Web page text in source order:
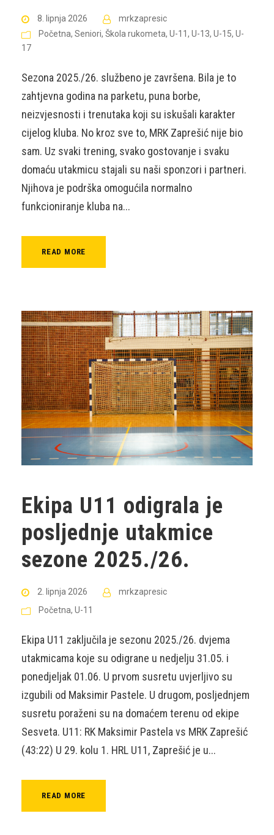
8. lipnja 2026
mrkzapresic
Početna, Seniori, Škola rukometa, U-11 , U-13, U-15, U-
17
Sezona 2025./26. službeno je završena. Bila je to
zahtjevna godina na parketu, puna borbe,
neizvjesnosti i trenutaka koji su iskušali karakter
cijelog kluba. No kroz sve to, MRK Zaprešić nije bio
sam. Uz svaki trening, svako gostovanje i svaku
domaću utakmicu stajali su naši sponzori i partneri.
Njihova je podrška omogućila normalno
funkcioniranje kluba na...
READ MORE
Ekipa U11 odigrala je
posljednje utakmice
sezone 2025./26.
2. lipnja 2026
mrkzapresic
Početna, U-11
Ekipa U11 zaključila je sezonu 2025./26. dvjema
utakmicama koje su odigrane u nedjelju 31.05. i
ponedjeljak 01.06. U prvom susretu uvjerljivo su
izgubili od Maksimir Pastele. U drugom, posljednjem
susretu poraženi su na domaćem terenu od ekipe
Sesveta. U11: RK Maksimir Pastela vs MRK Zaprešić
(43:22) U 29. kolu 1. HRL U11, Zaprešić je u...
READ MORE